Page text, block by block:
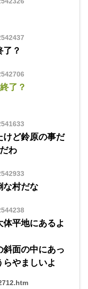
？
了？
けど鈴原の事だ
わ
な村だな
平地にあるよ
面の中にあっ
やましいよ